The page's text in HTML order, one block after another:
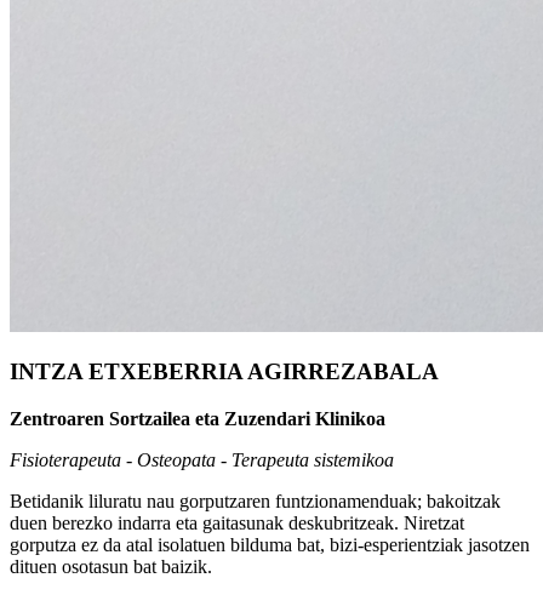
INTZA ETXEBERRIA AGIRREZABALA
Zentroaren Sortzailea eta Zuzendari Klinikoa
Fisioterapeuta - Osteopata - Terapeuta sistemikoa
Betidanik liluratu nau gorputzaren funtzionamenduak; bakoitzak
duen berezko indarra eta gaitasunak deskubritzeak. Niretzat
gorputza ez da atal isolatuen bilduma bat, bizi-esperientziak jasotzen
dituen osotasun bat baizik.